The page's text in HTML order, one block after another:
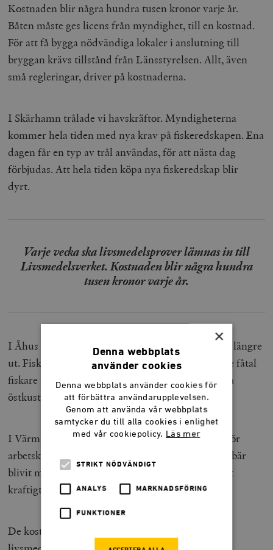
Kostnaden blir några hundra tusen kronor varje år.
Båten måste ges licens från myndighet, till en kostnad.
För att få bygga nödvändiga lokaler i anslutning till
bryggan krävs tillstånd från Länsstyrelsen. Allt, även
små regleringar, driver på kostnaderna.
I Skärhamn trålade vi havskräftor. Myndigheterna
kommer hela tiden med nya krav på fiskeredskapen. Ena
dagen får en typ av trål användas, för att nästa dag
förbjudas. Att hela tiden köpa nya fiskeredskap blir
dyrt.
Varje vecka ska livsmedelsprover lämnas in till
Livsmedelsverket. Kostnaden blir några hundra
tusen kronor varje år.
I Åhus fiskade vi ål. Licenser för ålfiske delas inte längre
ut. Fisket har helt förbjudits på västkusten, och de fåtal
fiskare som finns kvar, framför allt på den skånska
östkusten, blir allt färre och allt äldre.
I Värmland gjorde vi sylt. Regeringens lönegolv för
arbetskraftsinvandrare har gjort att tillgången på bär
blivit mindre, med resultatet att bärpriserna stigit
kraftigt.
De kostnader som regleringarna tvingar på alla
×
Denna webbplats
använder cookies
Denna webbplats använder cookies för
att förbättra användarupplevelsen.
Genom att använda vår webbplats
samtycker du till alla cookies i enlighet
med vår cookiepolicy. Läs mer
STRIKT NÖDVÄNDIGT
ANALYS MARKNADSFÖRING
FUNKTIONER